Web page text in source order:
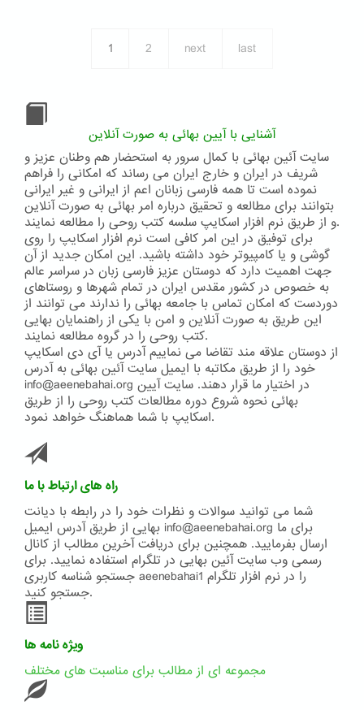
خراسانی
الأصدق
1 2 next last
آشنایی با آیین بهائی به صورت آنلاین
سایت آئین بهائی با کمال سرور به استحضار هم وطنان عزیز و
شریف در ایران و خارج ایران می رساند که امکانی را فراهم
نموده است تا همه فارسی زبانان اعم از ایرانی و غیر ایرانی
بتوانند برای مطالعه و تحقیق درباره امر بهائی به صورت آنلاین
و از طریق نرم افزار اسکایپ سلسه کتب روحی را مطالعه نمایند.
برای توفیق در این امر کافی است نرم افزار اسکایپ را روی
گوشی و یا کامپیوتر خود داشته باشید. این امکان جدید از آن
جهت اهمیت دارد که دوستان عزیز فارسی زبان در سراسر عالم
به خصوص در کشور مقدس ایران در تمام شهرها و روستاهای
دوردست که امکان تماس با جامعه بهائی را ندارند می توانند از
این طریق به صورت آنلاین و امن با یکی از راهنمایان بهایی
کتب روحی را در گروه مطالعه نمایند.
از دوستان علاقه مند تقاضا می نماییم آدرس یا آی دی اسکایپ
خود را از طریق مکاتبه با ایمیل سایت آئین بهائی به آدرس
info@aeenebahai.org در اختیار ما قرار دهند. سایت آیین
بهائی نحوه شروع دوره مطالعات کتب روحی را از طریق
اسکایپ با شما هماهنگ خواهد نمود.
راه های ارتباط با ما
شما می توانید سوالات و نظرات خود را در رابطه با دیانت
بهایی از طریق آدرس ایمیل info@aeenebahai.org برای ما
ارسال بفرمایید. همچنین برای دریافت آخرین مطالب از کانال
رسمی وب سایت آئین بهایی در تلگرام استفاده نمایید. برای
جستجو شناسه کاربری aeenebahai1 را در نرم افزار تلگرام
جستجو کنید.
ویژه نامه ها
مجموعه ای از مطالب برای مناسبت های مختلف